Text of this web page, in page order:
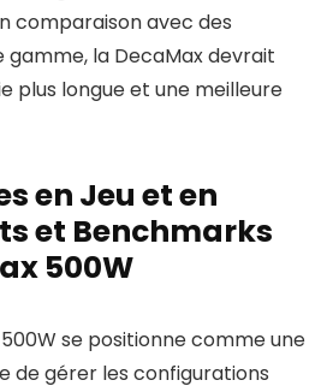
comparaison avec des
la DecaMax devrait
plus longue et une meilleure
en Jeu et en
et Benchmarks
500W
se positionne comme une
de gérer les configurations